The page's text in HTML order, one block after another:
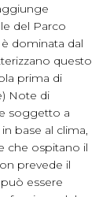
del Parco
dominata dal
questo
prima di
Note di
soggetto a
base al clima,
che ospitano il
prevede il
essere